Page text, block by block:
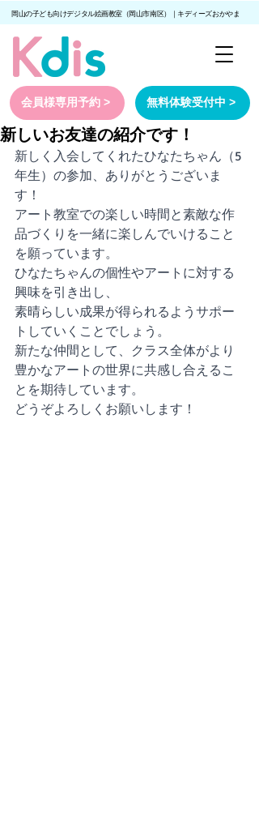
岡山の子ども向けデジタル絵画教室（岡山市南区）｜キディーズおかやま
会員様専用予約 > 無料体験受付中 >
新しいお友達の紹介です！
新しく入会してくれたひなたちゃん（5
年生）の参加、ありがとうございま
す！
アート教室での楽しい時間と素敵な作
品づくりを一緒に楽しんでいけること
を願っています。
ひなたちゃんの個性やアートに対する
興味を引き出し、
素晴らしい成果が得られるようサポー
トしていくことでしょう。
新たな仲間として、クラス全体がより
豊かなアートの世界に共感し合えるこ
とを期待しています。
どうぞよろしくお願いします！